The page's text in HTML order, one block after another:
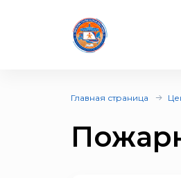
Главная страница